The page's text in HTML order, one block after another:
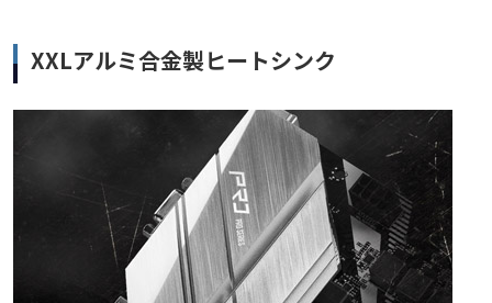
XXLアルミ合金製ヒートシンク